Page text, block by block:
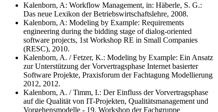
Kalenborn, A: Workflow Management, in: Häberle, S. G.:
Das neue Lexikon der Betriebswirtschaftslehre, 2008.
Kalenborn, A: Modeling by Example: Requirements
engineering during the bidding stage of dialog-oriented
software projects, 1st Workshop RE in Small Companies
(RESC), 2010.
Kalenborn, A. / Fetzer, K.: Modeling by Example: Ein Ansatz
zur Unterstützung der Vorvertragsphase Internet basierter
Software Projekte, Praxisforum der Fachtagung Modellierung
2012, 2012.
Kalenborn, A. / Timm, I.: Der Einfluss der Vorvertragsphase
auf die Qualität von IT-Projekten, Qualitätsmanagement und
Vorgehensmodelle - 19. Workshop der Fachgruppe